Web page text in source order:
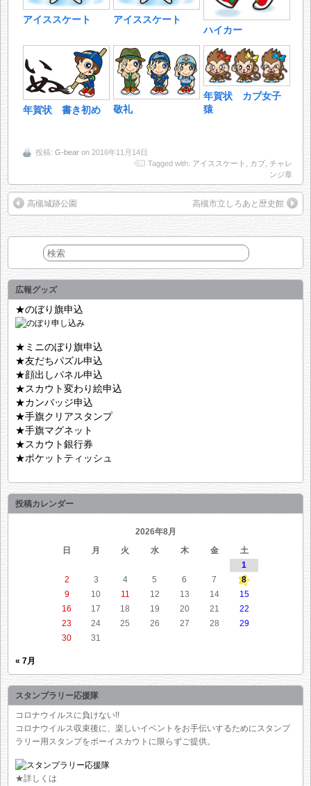
アイススケート
アイススケート
ハイカー
年賀状 書き初め 敬礼
年賀状 カブ女子
猿
投稿: G-bear on 2016年11月14日
Tagged with: アイススケート カブ
チャレ
ンジ章
高槻城跡公園 高槻市立しろあと歴史館
広報グッズ
★のぼり旗申込
★ミニのぼり旗申込
★友だちパズル申込
★顔出しパネル申込
★スカウト変わり絵申込
★カンバッジ申込
★手旗クリアスタンプ
★手旗マグネット
★スカウト銀行券
★ポケットティッシュ
投稿カレンダー
2026年8月
日
月 火 水 木 金
土
1
2
3 4 5 6 7
8
9
10 11 12 13 14
15
16
17 18 19 20 21
22
23
24 25 26 27 28
29
30
31
« 7月
スタンプラリー応援隊
コロナウイルスに負けない!!
コロナウイルス収束後に、楽しいイベントをお手伝いするためにスタンプ
ラリー用スタンプをボーイスカウトに限らずご提供。
★詳しくは